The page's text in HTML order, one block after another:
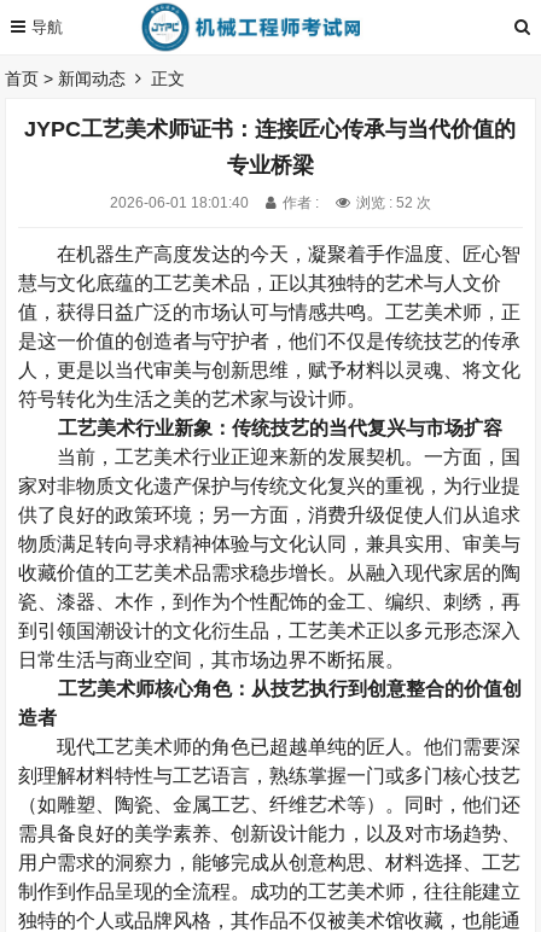
首页 > 新闻动态 正文
JYPC工艺美术师证书：连接匠心传承与当代价值的
专业桥梁
2026-06-01 18:01:40 作者 : 浏览 : 52 次
在机器生产高度发达的今天，凝聚着手作温度、匠心智
慧与文化底蕴的工艺美术品，正以其独特的艺术与人文价
值，获得日益广泛的市场认可与情感共鸣。工艺美术师，正
是这一价值的创造者与守护者 ，他们不仅是传统技艺的传承
人，更是以当代审美与创新思维，赋予材料以灵魂、将文化
符号转化为生活之美的艺术家与设计师。
工艺美术行业新象：传统技艺的当代复兴与市场扩容
当前，工艺美术行业正迎来新的发展契机。一方面，国
家对非物质文化遗产保护与传统文化复兴的重视，为行业提
供了良好的政策环境；另一方面，消费升级促使人们从追求
物质满足转向寻求精神体验与文化认同，兼具实用、审美与
收藏价值的工艺美术品需求稳步增长。从融入现代家居的陶
瓷、漆器、木作，到作为个性配饰的金工、编织、刺绣，再
到引领国潮设计的文化衍生品，工艺美术正以多元形态深入
日常生活与商业空间，其市场边界不断拓展。
工艺美术师核心角色：从技艺执行到创意整合的价值创
造者
现代工艺美术师的角色已超越单纯的匠人。他们需要深
刻理解材料特性与工艺语言，熟练掌握一门或多门核心技艺
（如雕塑、陶瓷、金属工艺、纤维艺术等）。同时，他们还
需具备良好的美学素养、创新设计能力，以及对市场趋势、
用户需求的洞察力，能够完成从创意构思、材料选择、工艺
制作到作品呈现的全流程。成功的工艺美术师，往往能建立
独特的个人或品牌风格，其作品不仅被美术馆收藏，也能通